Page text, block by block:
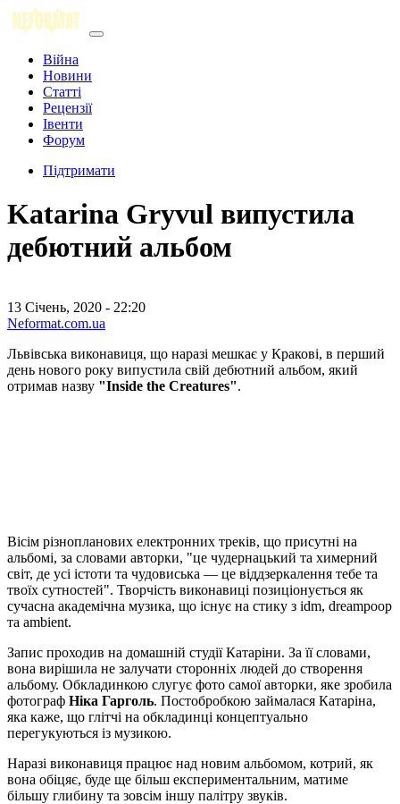
Війна
Новини
Статті
Рецензії
Івенти
Форум
Підтримати
Katarina Gryvul випустила
дебютний альбом
13 Січень, 2020 - 22:20
Neformat.com.ua
Львівська виконавиця, що наразі мешкає у Кракові, в перший
день нового року випустила свій дебютний альбом, який
отримав назву "Inside the Creatures".
Вісім різнопланових електронних треків, що присутні на
альбомі, за словами авторки, "це чудернацький та химерний
світ, де усі істоти та чудовиська — це віддзеркалення тебе та
твоїх сутностей". Творчість виконавиці позиціонується як
сучасна академічна музика, що існує на стику з idm, dreampoop
та ambient.
Запис проходив на домашній студії Катаріни. За її словами,
вона вирішила не залучати сторонніх людей до створення
альбому. Обкладинкою слугує фото самої авторки, яке зробила
фотограф Ніка Гарголь. Постобробкою займалася Катаріна,
яка каже, що глітчі на обкладинці концептуально
перегукуються із музикою.
Наразі виконавиця працює над новим альбомом, котрий, як
вона обіцяє, буде ще більш експериментальним, матиме
більшу глибину та зовсім іншу палітру звуків.